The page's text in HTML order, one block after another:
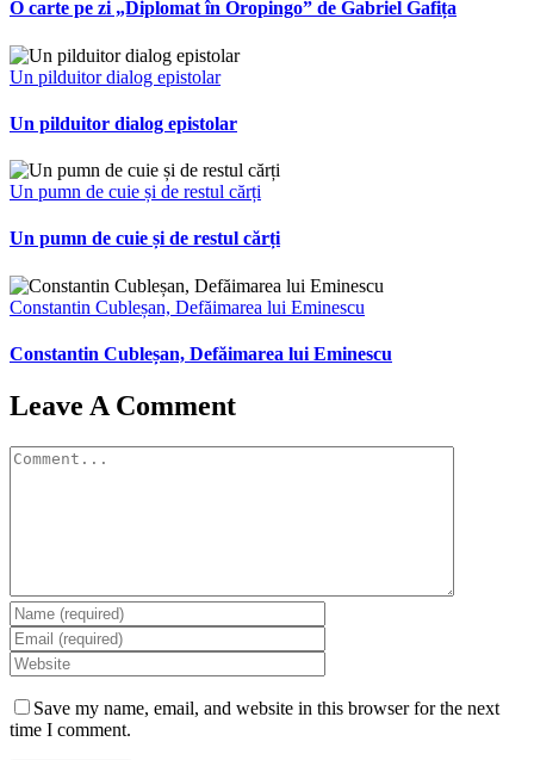
O carte pe zi „Diplomat în Oropingo” de Gabriel Gafița
Un pilduitor dialog epistolar
Un pilduitor dialog epistolar
Un pumn de cuie și de restul cărți
Un pumn de cuie și de restul cărți
Constantin Cubleșan, Defăimarea lui Eminescu
Constantin Cubleșan, Defăimarea lui Eminescu
Leave A Comment
Comment
Save my name, email, and website in this browser for the next
time I comment.